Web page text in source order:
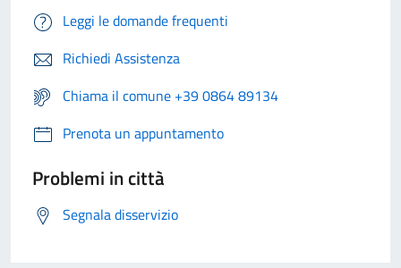
Leggi le domande frequenti
Richiedi Assistenza
Chiama il comune +39 0864 89134
Prenota un appuntamento
Problemi in città
Segnala disservizio